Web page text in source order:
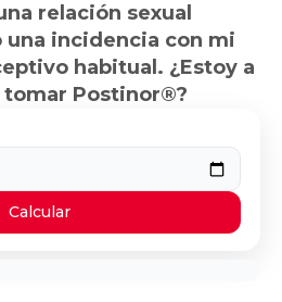
relación sexual
incidencia con mi
habitual. ¿Estoy a
Postinor®?
Calcular